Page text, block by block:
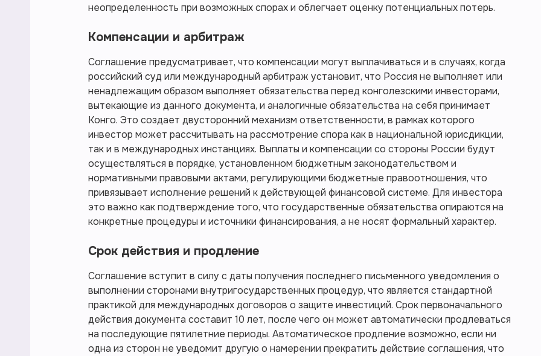
неопределенность при возможных спорах и облегчает оценку потенциальных потерь.
Компенсации и арбитраж
Соглашение предусматривает, что компенсации могут выплачиваться и в случаях, когда
российский суд или международный арбитраж установит, что Россия не выполняет или
ненадлежащим образом выполняет обязательства перед конголезскими инвесторами,
вытекающие из данного документа, и аналогичные обязательства на себя принимает
Конго. Это создает двусторонний механизм ответственности, в рамках которого
инвестор может рассчитывать на рассмотрение спора как в национальной юрисдикции,
так и в международных инстанциях. Выплаты и компенсации со стороны России будут
осуществляться в порядке, установленном бюджетным законодательством и
нормативными правовыми актами, регулирующими бюджетные правоотношения, что
привязывает исполнение решений к действующей финансовой системе. Для инвестора
это важно как подтверждение того, что государственные обязательства опираются на
конкретные процедуры и источники финансирования, а не носят формальный характер.
Срок действия и продление
Соглашение вступит в силу с даты получения последнего письменного уведомления о
выполнении сторонами внутригосударственных процедур, что является стандартной
практикой для международных договоров о защите инвестиций. Срок первоначального
действия документа составит 10 лет, после чего он может автоматически продлеваться
на последующие пятилетние периоды. Автоматическое продление возможно, если ни
одна из сторон не уведомит другую о намерении прекратить действие соглашения, что